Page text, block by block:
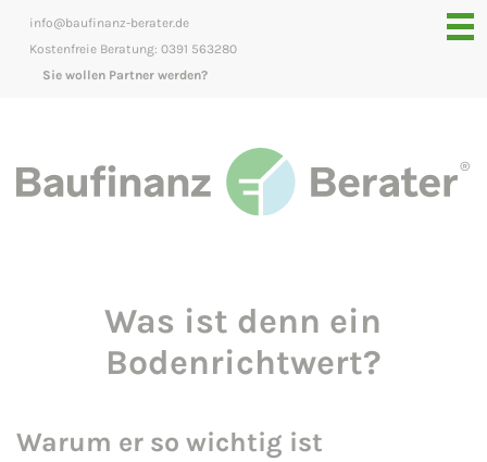
info@baufinanz-berater.de
Kostenfreie Beratung: 0391 563280
Sie wollen Partner werden?
Was ist denn ein
Bodenrichtwert?
Warum er so wichtig ist